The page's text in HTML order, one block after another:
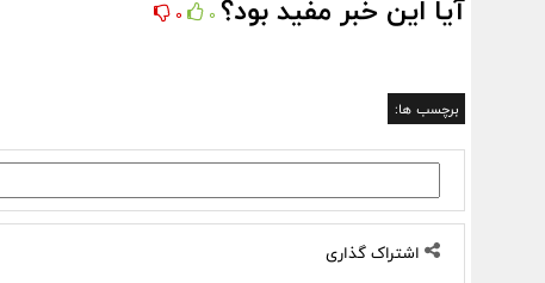
آیا این خبر مفید بود؟ 0
0
برچسب ها:
اشتراک گذاری